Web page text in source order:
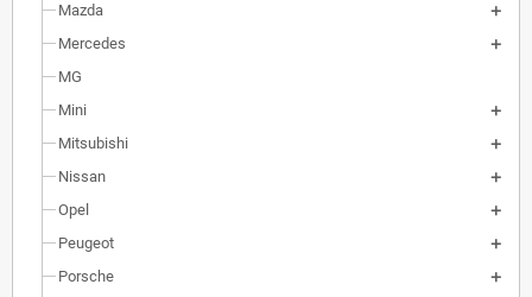
Mazda
Mercedes
MG
Mini
Mitsubishi
Nissan
Opel
Peugeot
Porsche